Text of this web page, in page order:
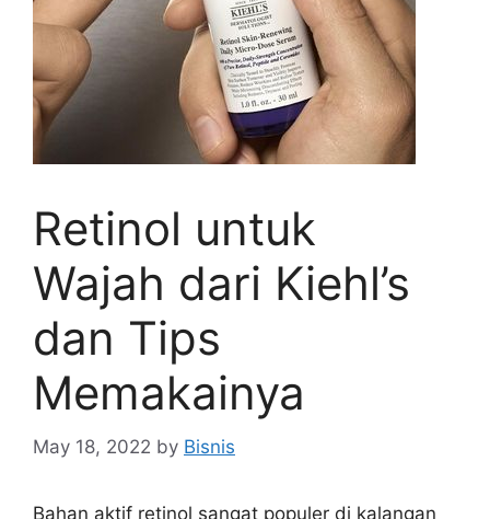
Retinol untuk
Wajah dari Kiehl’s
dan Tips
Memakainya
May 18, 2022 by Bisnis
Bahan aktif retinol sangat populer di kalangan